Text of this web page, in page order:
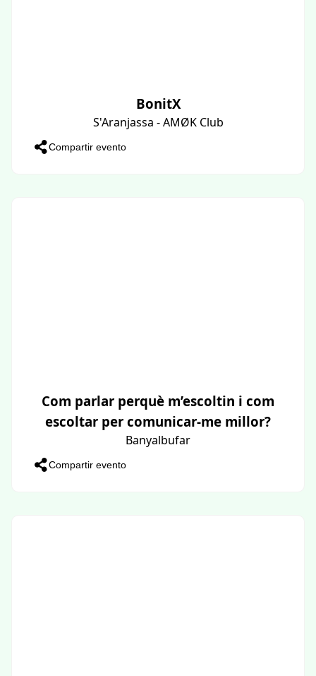
BonitX
S'Aranjassa - AMØK Club
Compartir evento
Com parlar perquè m’escoltin i com
escoltar per comunicar-me millor?
Banyalbufar
Compartir evento